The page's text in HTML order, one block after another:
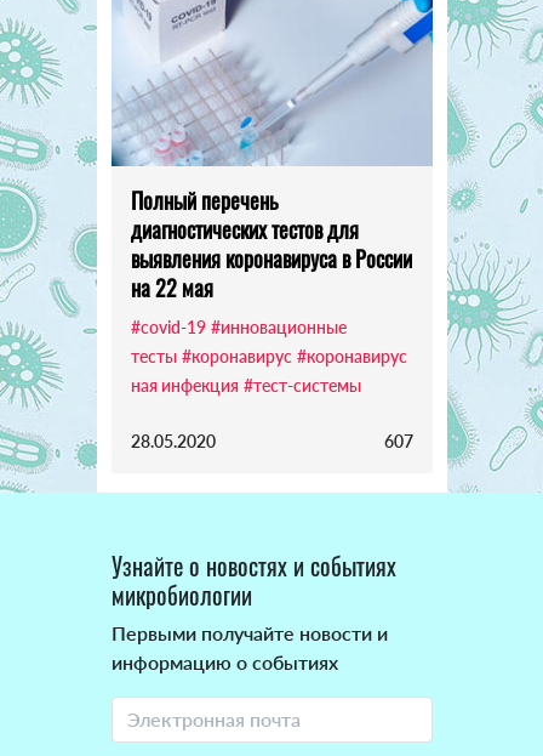
Полный перечень
диагностических тестов для
выявления коронавируса в России
на 22 мая
#covid-19 #инновационные
тесты #коронавирус #коронавирус
ная инфекция #тест-системы
28.05.2020 607
Узнайте о новостях и событиях
микробиологии
Первыми получайте новости и
информацию о событиях